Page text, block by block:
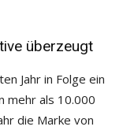
überzeugt
Jahr in Folge ein
mehr als 10.000
die Marke von